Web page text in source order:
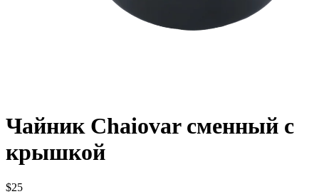
Чайник Chaiovar сменный с
крышкой
$25